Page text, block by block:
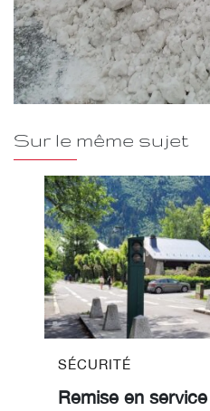
Sur le même sujet
SÉCURITÉ
Remise en